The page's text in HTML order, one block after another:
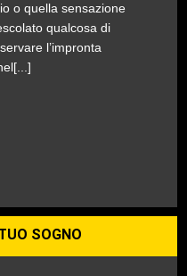
o quella sensazione
qualcosa di
l’impronta
SOGNO